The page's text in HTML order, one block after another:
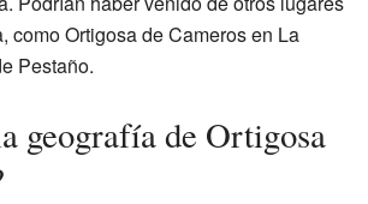
como Ortigosa de Cameros en La
Pestaño.
geografía de Ortigosa